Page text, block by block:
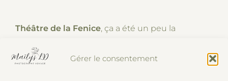
Gérer le consentement
Théâtre de la Fenice, ça a été un peu la
entrer plus loin que le hall pour le visiter car il y